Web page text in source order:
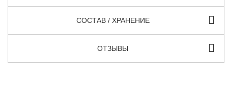
СОСТАВ / ХРАНЕНИЕ
ОТЗЫВЫ